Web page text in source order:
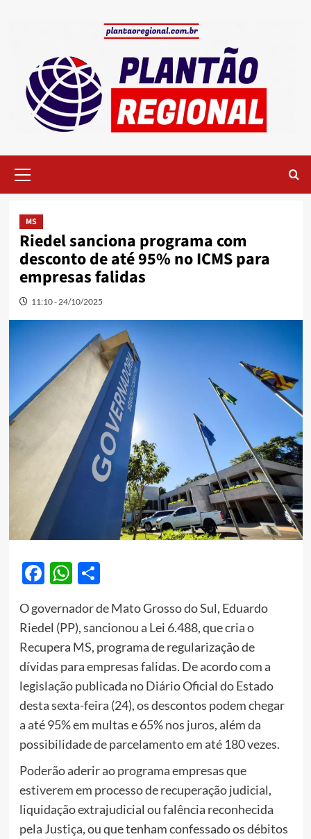
Menu
MS
Riedel sanciona programa com
desconto de até 95% no ICMS para
empresas falidas
11:10 - 24/10/2025
Facebook
WhatsApp
Share
O governador de Mato Grosso do Sul, Eduardo
Riedel (PP), sancionou a Lei 6.488, que cria o
Recupera MS, programa de regularização de
dívidas para empresas falidas. De acordo com a
legislação publicada no Diário Oficial do Estado
desta sexta-feira (24), os descontos podem chegar
a até 95% em multas e 65% nos juros, além da
possibilidade de parcelamento em até 180 vezes.
Poderão aderir ao programa empresas que
estiverem em processo de recuperação judicial,
liquidação extrajudicial ou falência reconhecida
pela Justiça, ou que tenham confessado os débitos